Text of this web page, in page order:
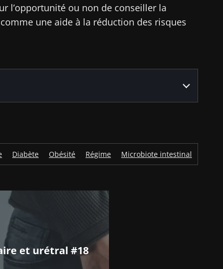
l’opportunité ou non de conseiller la
une aide à la réduction des risques
Diabète Obésité Régime Microbiote intestinal
et urétral #18